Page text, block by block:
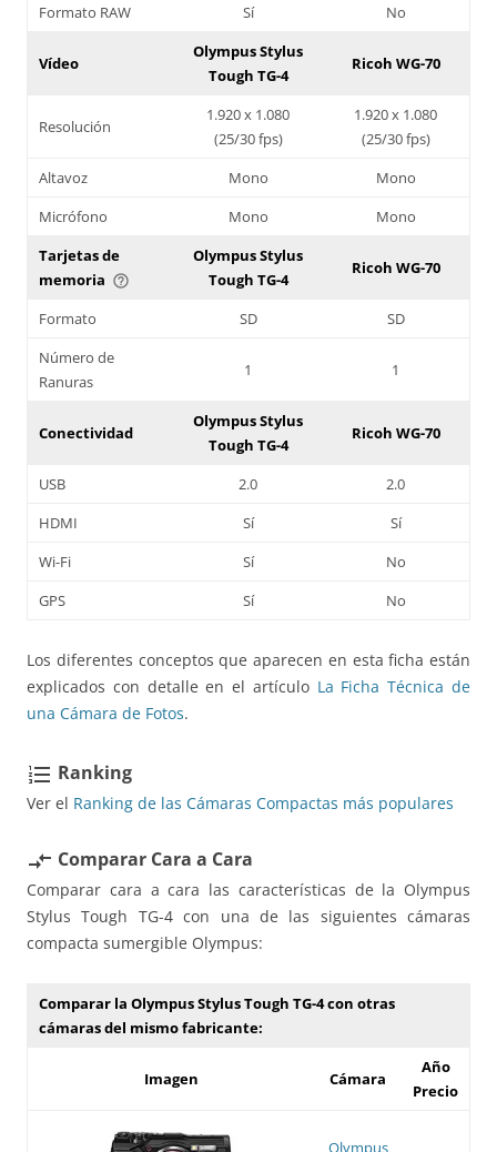
Formato RAW
Sí No
Vídeo
Olympus Stylus
Tough TG-4
Ricoh WG-70
Resolución
1.920 x 1.080
(25/30 fps)
1.920 x 1.080
(25/30 fps)
Altavoz
Mono
Mono
Micrófono
Mono
Mono
Tarjetas de
memoria help_outline
Olympus Stylus
Tough TG-4
Ricoh WG-70
Formato SD
SD
Número de
Ranuras
1 1
Conectividad
Olympus Stylus
Tough TG-4
Ricoh WG-70
USB 2.0
2.0
HDMI
Sí
Sí
Wi-Fi
Sí
No
GPS
Sí No
Los diferentes conceptos que aparecen en esta ficha están
explicados con detalle en el artículo La Ficha Técnica de
una Cámara de Fotos.
format_list_numbered Ranking
Ver el Ranking de las Cámaras Compactas más populares
compare_arrows Comparar Cara a Cara
Comparar cara a cara las características de la Olympus
Stylus Tough TG-4 con una de las siguientes cámaras
compacta sumergible Olympus:
Comparar la Olympus Stylus Tough TG-4 con otras
cámaras del mismo fabricante:
Imagen Cámara
Año
Precio
Olympus